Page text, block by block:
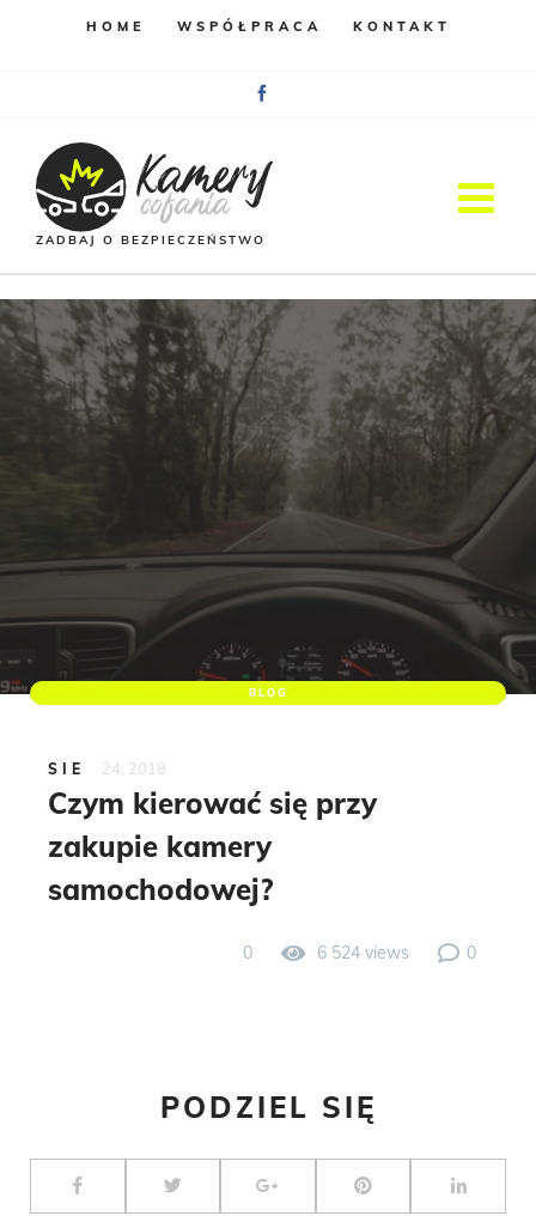
HOME WSPÓŁPRACA KONTAKT
ZADBAJ O BEZPIECZEŃSTWO
BLOG
SIE 24, 2018
Czym kierować się przy
zakupie kamery
samochodowej?
0 6 524 views 0
PODZIEL SIĘ